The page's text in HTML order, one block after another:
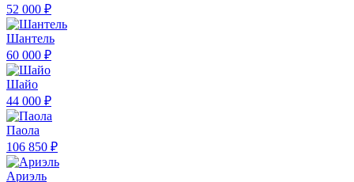
52 000 ₽
Шантель
60 000 ₽
Шайо
44 000 ₽
Паола
106 850 ₽
Ариэль